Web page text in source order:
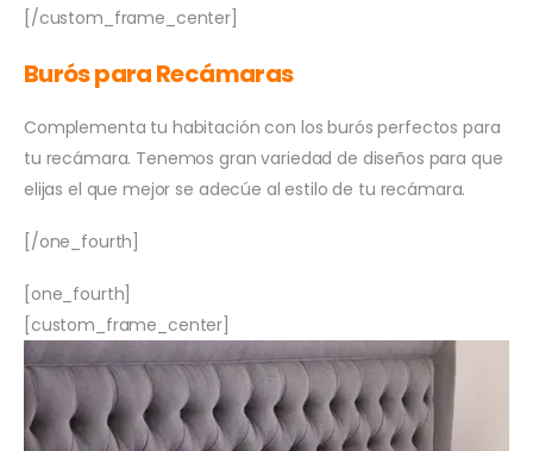
[/custom_frame_center]
Burós para Recámaras
Complementa tu habitación con los burós perfectos para
tu recámara. Tenemos gran variedad de diseños para que
elijas el que mejor se adecúe al estilo de tu recámara.
[/one_fourth]
[one_fourth]
[custom_frame_center]